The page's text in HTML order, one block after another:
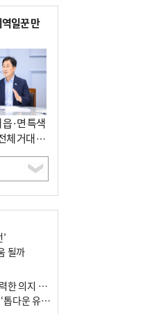
일꾼 만
읍·면 특색
체 거대 정
”
될까
與가 막은 ‘산은 부산행’…전재수 강력한 의지 표명 없인 공염불
田 “장금상선도 설득중”…해운기업 ‘톱다운 유치전’ 가속